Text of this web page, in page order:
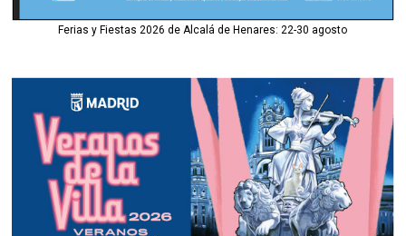
Ferias y Fiestas 2026 de Alcalá de Henares: 22-30 agosto